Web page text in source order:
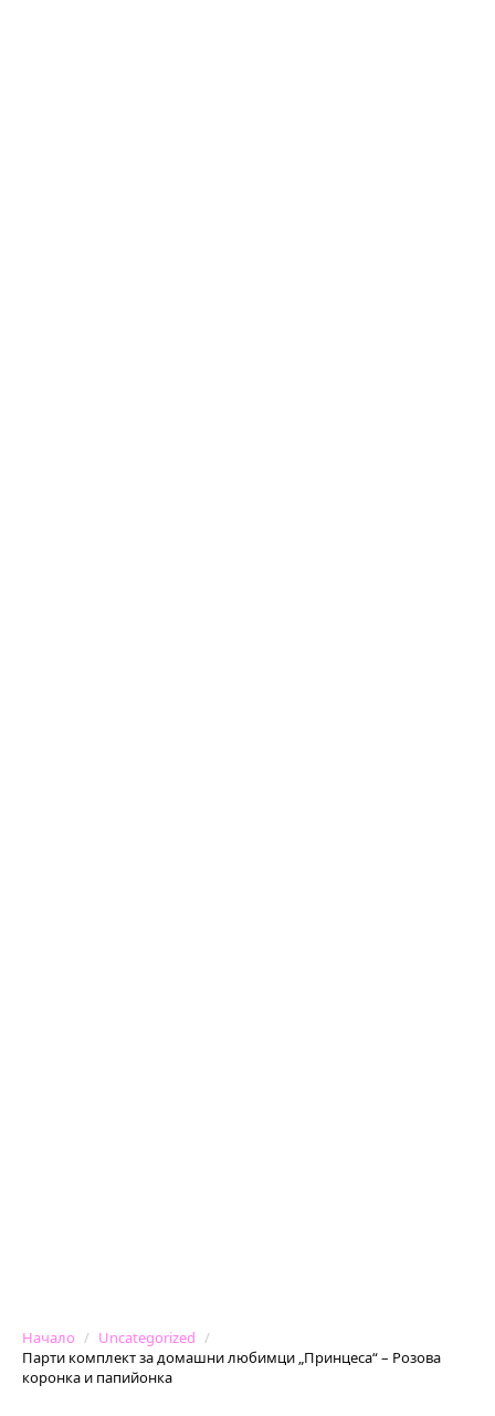
Начало
Uncategorized
Парти комплект за домашни любимци „Принцеса“ – Розова
коронка и папийонка